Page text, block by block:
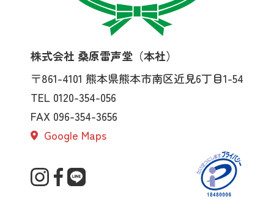
株式会社 桑原雷声堂（本社）
〒861-4101 熊本県熊本市南区近見6丁目1-54
TEL 0120-354-056
FAX 096-354-3656
Google Maps